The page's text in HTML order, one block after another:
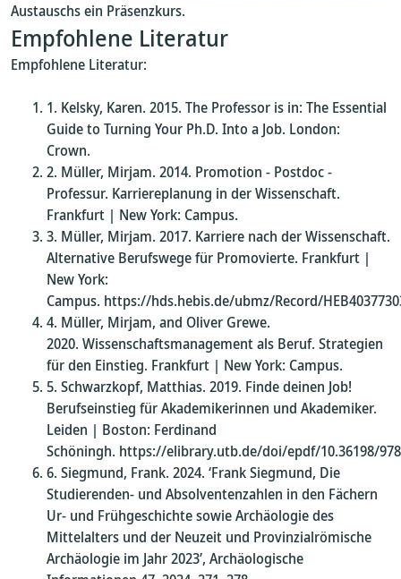
Austauschs ein Präsenzkurs.
Empfohlene Literatur
Empfohlene Literatur:
Kelsky, Karen. 2015. The Professor is in: The Essential
Guide to Turning Your Ph.D. Into a Job. London:
Crown.
Müller, Mirjam. 2014. Promotion - Postdoc -
Professur. Karriereplanung in der Wissenschaft.
Frankfurt | New York: Campus.
Müller, Mirjam. 2017. Karriere nach der Wissenschaft.
Alternative Berufswege für Promovierte. Frankfurt |
New York:
Campus. https://hds.hebis.de/ubmz/Record/
Müller, Mirjam, and Oliver Grewe.
2020. Wissenschaftsmanagement als Beruf. Strategien
für den Einstieg. Frankfurt | New York: Campus.
Schwarzkopf, Matthias. 2019. Finde deinen Job!
Berufseinstieg für Akademikerinnen und Akademiker.
Leiden | Boston: Ferdinand
Schöningh. https://elibrary.utb.de/doi/epdf/10.36198/
Siegmund, Frank. 2024. ‘Frank Siegmund, Die
Studierenden- und Absolventenzahlen in den Fächern
Ur- und Frühgeschichte sowie Archäologie des
Mittelalters und der Neuzeit und Provinzialrömische
Archäologie im Jahr 2023’, Archäologische